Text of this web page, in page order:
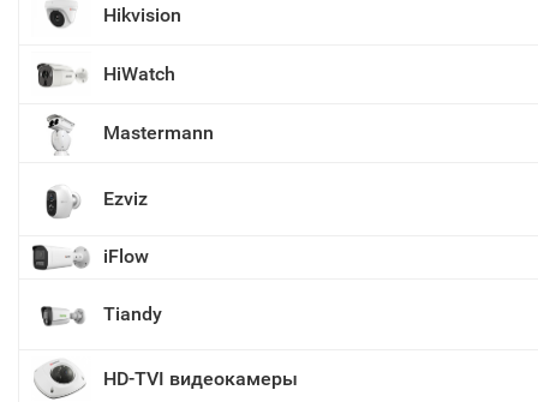
Hikvision
HiWatch
Mastermann
Ezviz
iFlow
Tiandy
HD-TVI видеокамеры